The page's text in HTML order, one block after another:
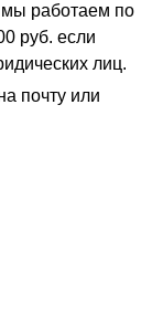
мы работаем по
руб. если
лиц.
почту или